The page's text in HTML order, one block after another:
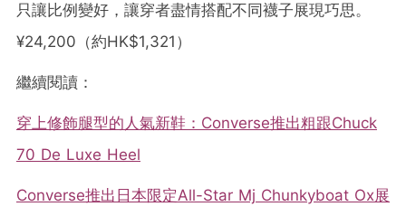
只讓比例變好，讓穿者盡情搭配不同襪子展現巧思。
¥24,200（約HK$1,321）
繼續閱讀：
穿上修飾腿型的人氣新鞋：Converse推出粗跟Chuck
70 De Luxe Heel
Converse推出日本限定All-Star Mj Chunkyboat Ox展